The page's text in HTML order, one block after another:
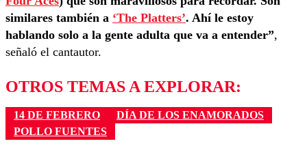
similares también a ‘The Platters’. Ahí le estoy
hablando solo a la gente adulta que va a entender”,
señaló el cantautor.
OTROS TEMAS A EXPLORAR:
14 DE FEBRERO
DÍA DE LOS ENAMORADOS
POLLO FUENTES